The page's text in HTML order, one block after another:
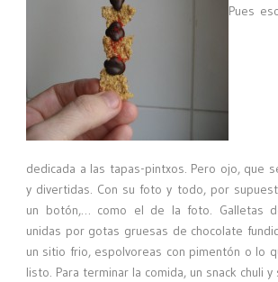
Pues
dedicada a las tapas-pintxos. Pero ojo, que
y divertidas. Con su foto y todo, por
un botón,… como el de la foto. Galletas
unidas por gotas gruesas de chocolate
un sitio frio, espolvoreas con pimentón o lo
listo. Para terminar la comida, un snack chuli y